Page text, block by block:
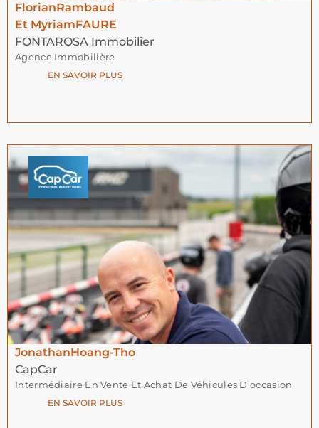
FlorianRambaud
Et MyriamFAURE
FONTAROSA Immobilier
Agence Immobilière
EN SAVOIR PLUS
JonathanHoang-Tho
CapCar
Intermédiaire En Vente Et Achat De Véhicules D’occasion
EN SAVOIR PLUS